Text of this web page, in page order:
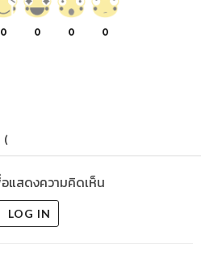
0 0 0 0
(
อแสดงความคิดเห็น
LOG IN